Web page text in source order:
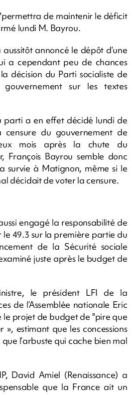
de maintenir le déficit
lundi M. Bayrou.
annoncé le dépôt d’une
a cependant peu de chances
décision du Parti socialiste de
sur les textes
parti a en effet décidé lundi de
censure du gouvernement de
mois après la chute du
François Bayrou semble donc
survie à Matignon, même si le
décidait de voter la censure.
engagé la responsabilité de
49.3 sur la première partie du
de la Sécurité sociale
juste après le budget de
le président LFI de la
de l’Assemblée nationale Eric
projet de budget de "pire que
», estimant que les concessions
que l’arbuste qui cache bien mal
David Amiel (Renaissance) a
que la France ait un